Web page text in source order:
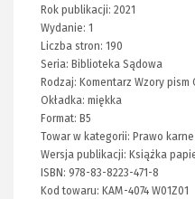
Rok publikacji: 2021
Wydanie: 1
Liczba stron: 190
Seria: Biblioteka Sądowa
Rodzaj: Komentarz Wzory pism
Okładka: miękka
Format: B5
Towar w kategorii: Prawo karne
Wersja publikacji: Książka
ISBN: 978-83-8223-471-8
Kod towaru: KAM-4074 W01Z01